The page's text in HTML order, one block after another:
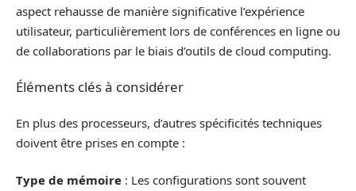
aspect rehausse de manière significative l’expérience
utilisateur, particulièrement lors de conférences en ligne ou
de collaborations par le biais d’outils de cloud computing.
Éléments clés à considérer
En plus des processeurs, d’autres spécificités techniques
doivent être prises en compte :
Type de mémoire : Les configurations sont souvent